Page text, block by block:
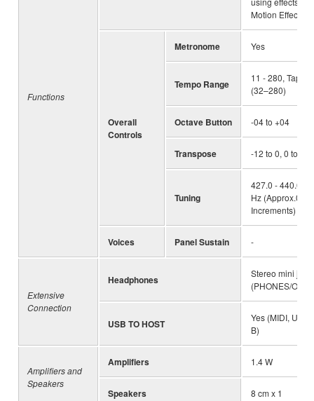
Functions
Motion Effect)
Overall
Controls
Metronome Yes
Tempo Range
11 - 280, Tap
(32–280)
Octave Button -04 to +04
Transpose -12 to 0, 0 to +12
Tuning
427.0 - 440.0 -
Hz
Increments)
Voices Panel Sustain -
Extensive
Connection
Headphones
Stereo mini jack
(PHONES/
USB TO HOST
Yes (MIDI, USB
B)
Amplifiers and
Speakers
Amplifiers 1.4 W
Speakers 8 cm x 1